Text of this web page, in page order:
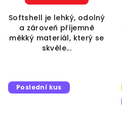
Softshell je lehký, odolný
a zároveň příjemně
měkký materiál, který se
skvěle...
Poslední kus